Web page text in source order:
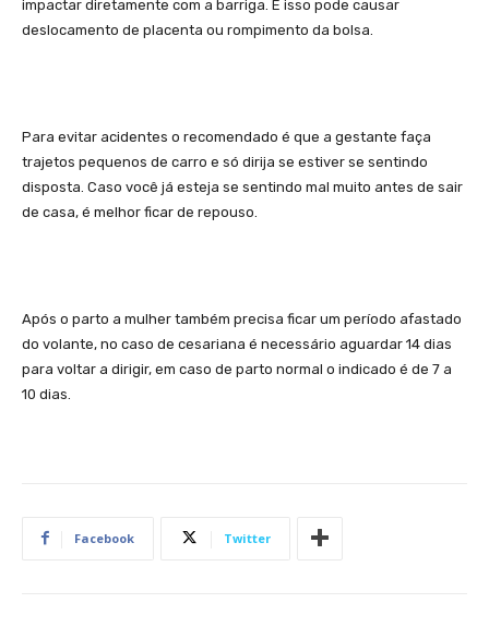
impactar diretamente com a barriga. E isso pode causar
deslocamento de placenta ou rompimento da bolsa.
Para evitar acidentes o recomendado é que a gestante faça
trajetos pequenos de carro e só dirija se estiver se sentindo
disposta. Caso você já esteja se sentindo mal muito antes de sair
de casa, é melhor ficar de repouso.
Após o parto a mulher também precisa ficar um período afastado
do volante, no caso de cesariana é necessário aguardar 14 dias
para voltar a dirigir, em caso de parto normal o indicado é de 7 a
10 dias.
Facebook Twitter